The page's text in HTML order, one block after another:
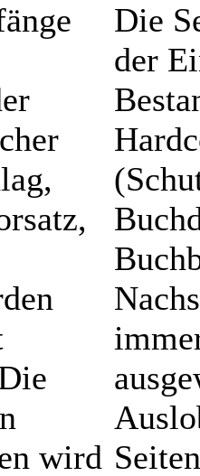
wird
Die
der